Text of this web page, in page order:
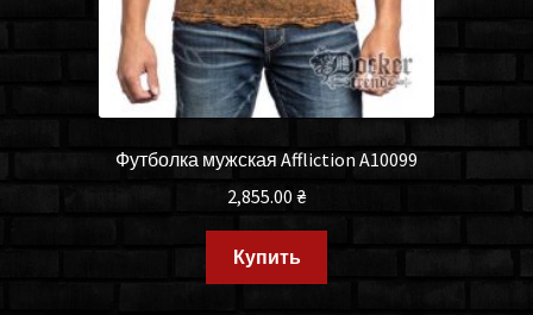
Футболка мужская Affliction A10099
2,855.00 ₴
Купить